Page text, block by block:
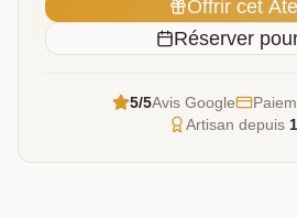
Offrir cet
Réserver
5/5Avis Google
Artisan depuis